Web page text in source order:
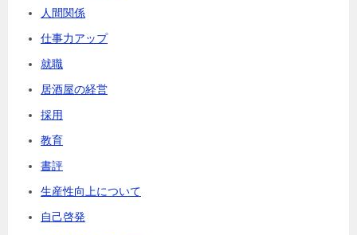
人間関係
仕事力アップ
就職
居酒屋の経営
採用
教育
書評
生産性向上について
自己啓発